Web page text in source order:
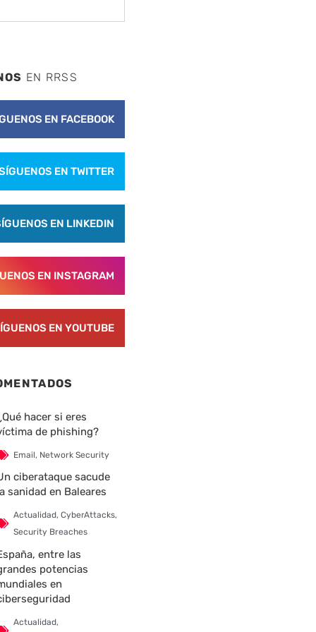
EN RRSS
EN FACEBOOK
EN TWITTER
EN LINKEDIN
EN INSTAGRAM
EN YOUTUBE
hacer si eres
de phishing?
Email, Network Security
ciberataque sacude
sanidad en Baleares
Actualidad, CyberAttacks,
Security Breaches
entre las
potencias
en
Actualidad,